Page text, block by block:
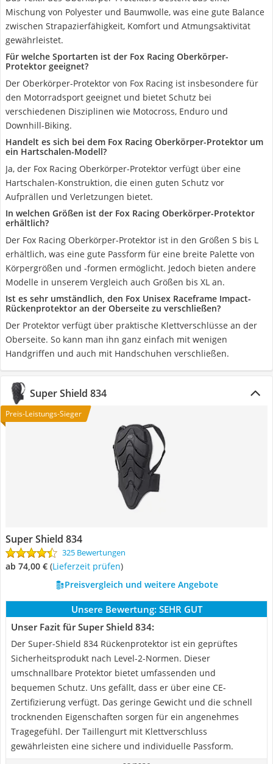
Mischung von Polyester und Baumwolle, was eine gute Balance
zwischen Strapazierfähigkeit, Komfort und Atmungsaktivität
gewährleistet.
Für welche Sportarten ist der Fox Racing Oberkörper-
Protektor geeignet?
Der Oberkörper-Protektor von Fox Racing ist insbesondere für
den Motorradsport geeignet und bietet Schutz bei
verschiedenen Disziplinen wie Motocross, Enduro und
Downhill-Biking.
Handelt es sich bei dem Fox Racing Oberkörper-Protektor um
ein Hartschalen-Modell?
Ja, der Fox Racing Oberkörper-Protektor verfügt über eine
Hartschalen-Konstruktion, die einen guten Schutz vor
Aufprällen und Verletzungen bietet.
In welchen Größen ist der Fox Racing Oberkörper-Protektor
erhältlich?
Der Fox Racing Oberkörper-Protektor ist in den Größen S bis L
erhältlich, was eine gute Passform für eine breite Palette von
Körpergrößen und -formen ermöglicht. Jedoch bieten andere
Modelle in unserem Vergleich auch Größen bis XL an.
Ist es sehr umständlich, den Fox Unisex Raceframe Impact-
Rückenprotektor an der Oberseite zu verschließen?
Der Protektor verfügt über praktische Klettverschlüsse an der
Oberseite. So kann man ihn ganz einfach mit wenigen
Handgriffen und auch mit Handschuhen verschließen.
Super Shield 834
Preis-Leistungs-Sieger
Super Shield 834
325 Bewertungen
ab 74,00 € (Lieferzeit prüfen)
Preisvergleich und weitere Angebote
Unsere Bewertung: SEHR GUT
Unser Fazit für Super Shield 834:
Der Super-Shield 834 Rückenprotektor ist ein geprüftes
Sicherheitsprodukt nach Level-2-Normen. Dieser
umschnallbare Protektor bietet umfassenden und
bequemen Schutz. Uns gefällt, dass er über eine CE-
Zertifizierung verfügt. Das geringe Gewicht und die schnell
trocknenden Eigenschaften sorgen für ein angenehmes
Tragegefühl. Der Taillengurt mit Klettverschluss
gewährleisten eine sichere und individuelle Passform.